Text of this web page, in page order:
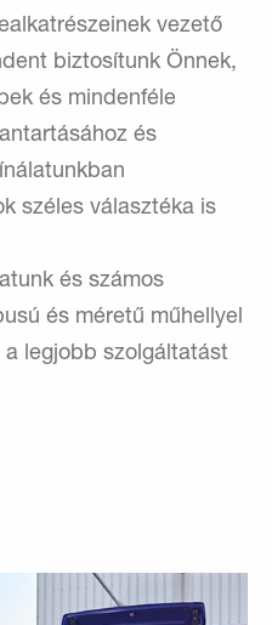
vezető
biztosítunk Önnek,
és mindenféle
és
széles választéka is
és számos
és méretű műhellyel
legjobb szolgáltatást